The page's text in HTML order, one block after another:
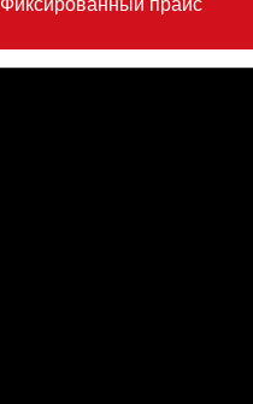
Фиксированный прайс